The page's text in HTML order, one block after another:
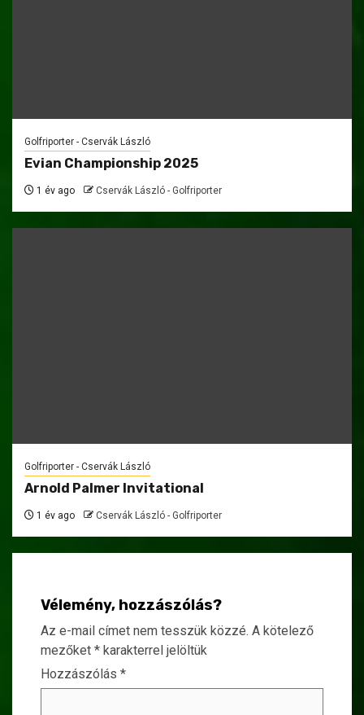
Golfriporter - Cservák László
Evian Championship 2025
1 év ago Cservák László - Golfriporter
Golfriporter - Cservák László
Arnold Palmer Invitational
1 év ago Cservák László - Golfriporter
Vélemény, hozzászólás?
Az e-mail címet nem tesszük közzé. A kötelező
mezőket * karakterrel jelöltük
Hozzászólás *